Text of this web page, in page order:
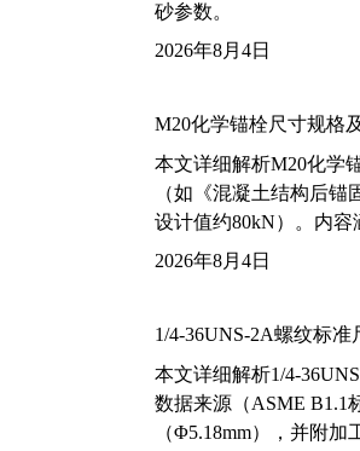
砂参数。
2026年8月4日
M20化学锚栓尺寸规格
本文详细解析M20化学
（如《混凝土结构后
设计值约80kN）。内容
2026年8月4日
1/4-36UNS-2A螺纹标准
本文详细解析1/4-
数据来源（ASME B1.1
（Φ5.18mm），并附加